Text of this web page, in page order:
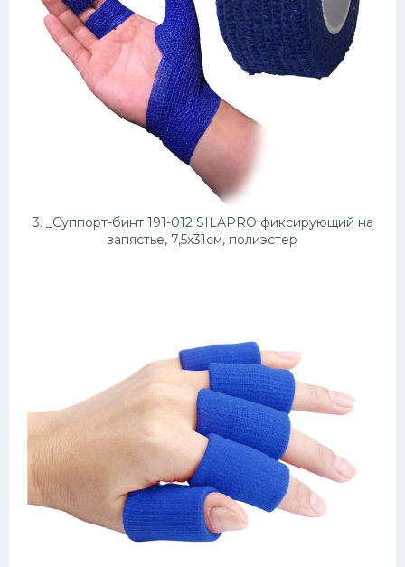
3. _Суппорт-бинт 191-012 SILAPRO фиксирующий на
запястье, 7,5х31см, полиэстер